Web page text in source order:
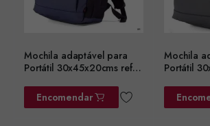
Mochila adaptável para
Portátil 30x45x20cms ref.
Encomendar
Mochila
Portátil